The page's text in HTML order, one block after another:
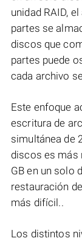
unidad RAID,
partes se
discos que
partes puede
cada archivo
Este enfoque
escritura de
simultánea de
discos es más
GB en un solo
restauración
más difícil..
Los distintos